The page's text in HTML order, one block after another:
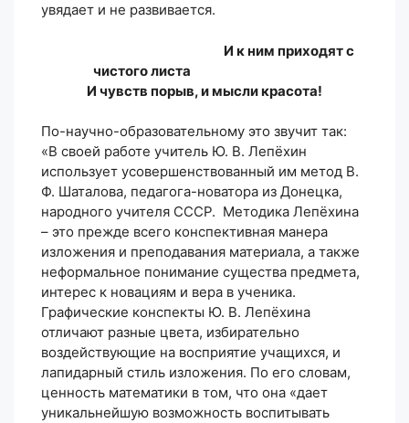
увядает и не развивается.
И к ним приходят с
чистого листа
И чувств порыв, и мысли красота!
По-научно-образовательному это звучит так:
«В своей работе учитель Ю. В. Лепёхин
использует усовершенствованный им метод В.
Ф. Шаталова, педагога-новатора из Донецка,
народного учителя СССР. Методика Лепёхина
– это прежде всего конспективная манера
изложения и преподавания материала, а также
неформальное понимание существа предмета,
интерес к новациям и вера в ученика.
Графические конспекты Ю. В. Лепёхина
отличают разные цвета, избирательно
воздействующие на восприятие учащихся, и
лапидарный стиль изложения. По его словам,
ценность математики в том, что она «дает
уникальнейшую возможность воспитывать